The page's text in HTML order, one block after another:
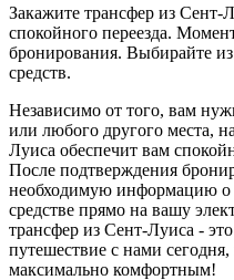
Закажите трансфер из Сент-
спокойного переезда.
бронирования. Выбирайте
средств.
Независимо от того, вам
или любого другого места,
Луиса обеспечит вам
После подтверждения
необходимую информацию о
средстве прямо на вашу
трансфер из Сент-Луиса -
путешествие с нами
максимально комфортным!